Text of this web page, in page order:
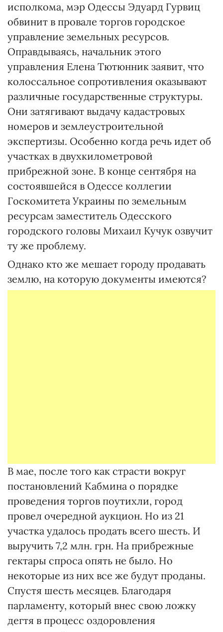
исполкома, мэр Одессы Эдуард Гурвиц
обвинит в провале торгов городское
управление земельных ресурсов.
Оправдываясь, начальник этого
управления Елена Тютюнник заявит, что
колоссальное сопротивления оказывают
различные государственные структуры.
Они затягивают выдачу кадастровых
номеров и землеустроительной
экспертизы. Особенно когда речь идет об
участках в двухкилометровой
прибрежной зоне. В конце сентября на
состоявшейся в Одессе коллегии
Госкомитета Украины по земельным
ресурсам заместитель Одесского
городского головы Михаил Кучук озвучит
ту же проблему.
Однако кто же мешает городу продавать
землю, на которую документы имеются?
В мае, после того как страсти вокруг
постановлений Кабмина о порядке
проведения торгов поутихли, город
провел очередной аукцион. Но из 21
участка удалось продать всего шесть. И
выручить 7,2 млн. грн. На прибрежные
гектары спроса опять не было. Но
некоторые из них все же будут проданы.
Спустя шесть месяцев. Благодаря
парламенту, который внес свою ложку
дегтя в процесс оздоровления